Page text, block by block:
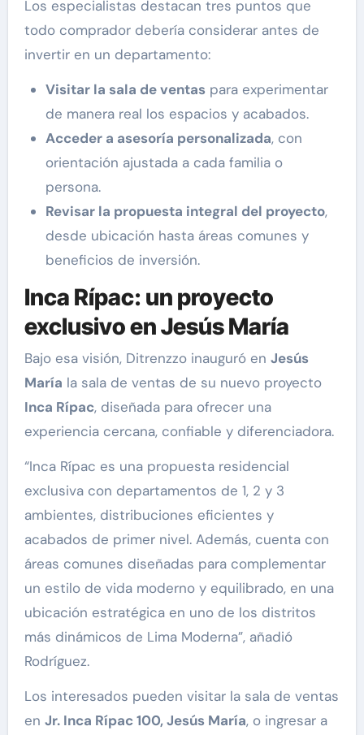
Los especialistas destacan tres puntos que
todo comprador debería considerar antes de
invertir en un departamento:
Visitar la sala de ventaspara experimentar
de manera real los espacios y acabados.
Acceder a asesoría personalizada, con
orientación ajustada a cada familia o
persona.
Revisar la propuesta integral del proyecto,
desde ubicación hasta áreas comunes y
beneficios de inversión.
Inca Rípac: un proyecto
exclusivo en Jesús María
Bajo esa visión, Ditrenzzo inauguró en Jesús
María la sala de ventas de su nuevo proyecto
Inca Rípac, diseñada para ofrecer una
experiencia cercana, confiable y diferenciadora.
“Inca Rípac es una propuesta residencial
exclusiva con departamentos de 1, 2 y 3
ambientes, distribuciones eficientes y
acabados de primer nivel. Además, cuenta con
áreas comunes diseñadas para complementar
un estilo de vida moderno y equilibrado, en una
ubicación estratégica en uno de los distritos
más dinámicos de Lima Moderna”, añadió
Rodríguez.
Los interesados pueden visitar la sala de ventas
en Jr. Inca Rípac 100, Jesús María, o ingresar a